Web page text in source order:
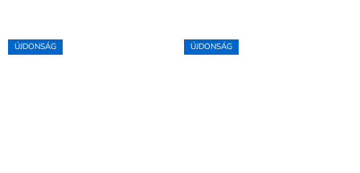
ÚJDONSÁG ÚJDONSÁG